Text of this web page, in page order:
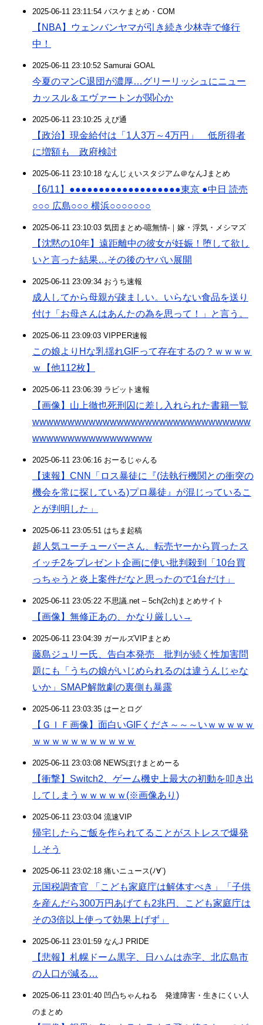
2025-06-11 23:11:54 バスケまとめ・COM
【NBA】ウェンバンヤマが引き続き少林寺で修行
中！
2025-06-11 23:10:52 Samurai GOAL
今夏のマンC退団が濃厚…グリーリッシュにニュー
カッスル＆エヴァートンが関心か
2025-06-11 23:10:25 えび通
【政治】現金給付は「1人3万～4万円」 低所得者
に増額も 政府検討
2025-06-11 23:10:18 なんじぇいスタジアム＠なんJまとめ
【6/11】●●●●●●●●●●●●●●●●●●●東京 ●中日 読売
○○○ 広島○○○ 横浜○○○○○○○
2025-06-11 23:10:03 気団まとめ-噫無情-｜嫁・浮気・メシマズ
【沈黙の10年】遠距離中の彼女が妊娠！堕して欲し
いと言った結果…その後のヤバい展開
2025-06-11 23:09:34 おうち速報
成人してから母親が疎ましい。いらない食品を送り
付け「お母さんはあんたの為を思って！」と言う。
2025-06-11 23:09:03 VIPPER速報
この娘よりHな乳揺れGIFって存在するの？ｗｗｗｗ
ｗ【他112枚】
2025-06-11 23:06:39 ラビット速報
【画像】山上徹也死刑囚に差し入れられた書籍一覧
wwwwwwwwwwwwwwwwwwwwwwwwwwwwwww
wwwwwwwwwwwwwwwww
2025-06-11 23:06:16 おーるじゃんる
【速報】CNN「ロス暴徒に『(法執行機関との衝突の
機会を常に探している)プロ暴徒』が混じっているこ
とが判明した」
2025-06-11 23:05:51 はちま起稿
超人気ユーチューバーさん、転売ヤーから買ったス
イッチ2をプレゼント企画に使い批判殺到「10台買
っちゃうと炎上案件だなと思ったので1台だけ」
2025-06-11 23:05:22 不思議.net – 5ch(2ch)まとめサイト
【画像】無修正あの、かなり厳しい→
2025-06-11 23:04:39 ガールズVIPまとめ
藤島ジュリー氏、告白本発売 批判が続く性加害問
題にも「うちの娘がいじめられるのは違うんじゃな
いか」SMAP解散劇の裏側も暴露
2025-06-11 23:03:35 はーとログ
【ＧＩＦ画像】面白いGIFくださ～～～いｗｗｗｗｗ
ｗｗｗｗｗｗｗｗｗｗｗ
2025-06-11 23:03:08 NEWSぽけまとめーる
【衝撃】Switch2、ゲーム機史上最大の初動を叩き出
してしまうｗｗｗｗｗ(※画像あり)
2025-06-11 23:03:04 流速VIP
帰宅したらご飯を作られてることがストレスで爆発
しそう
2025-06-11 23:02:18 痛いニュース(ﾉ∀`)
元国税調査官 「こども家庭庁は解体すべき」「子供
を産んだら300万円あげても2兆円、こども家庭庁は
その3倍以上使って効果上げず」
2025-06-11 23:01:59 なんJ PRIDE
【悲報】札幌ドーム黒字、日ハムは赤字、北広島市
の人口が減る…
2025-06-11 23:01:40 凹凸ちゃんねる 発達障害・生きにくい人
のまとめ